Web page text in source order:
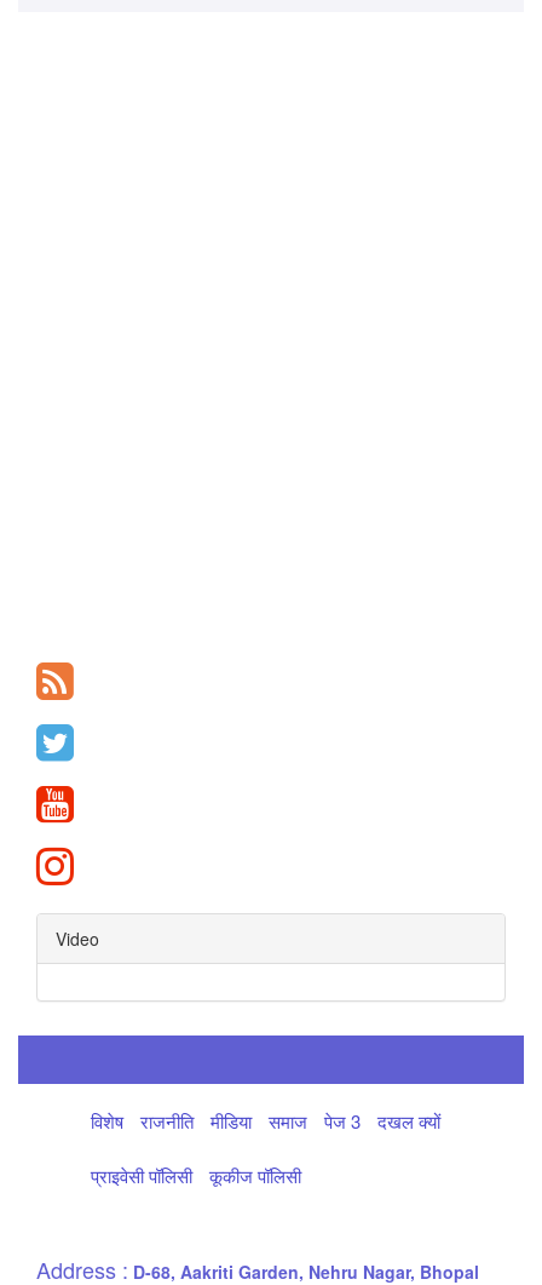
Video
विशेष राजनीति मीडिया समाज पेज 3 दखल क्यों
प्राइवेसी पॉलिसी कूकीज पॉलिसी
Address : D-68, Aakriti Garden, Nehru Nagar, Bhopal